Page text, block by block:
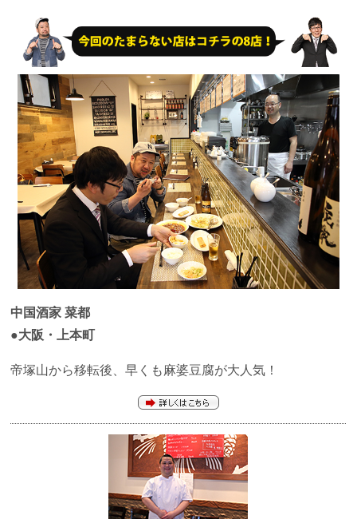
中国酒家 菜都
●大阪・上本町
帝塚山から移転後、早くも麻婆豆腐が大人気！